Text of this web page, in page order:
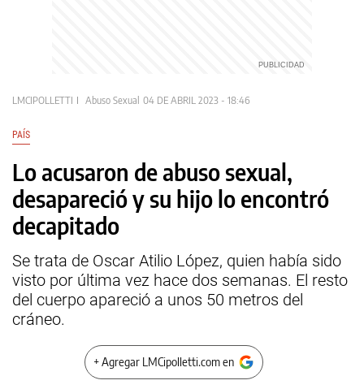
LMCIPOLLETTI Abuso Sexual 04 DE ABRIL 2023 - 18:46
PAÍS
Lo acusaron de abuso sexual,
desapareció y su hijo lo encontró
decapitado
Se trata de Oscar Atilio López, quien había sido
visto por última vez hace dos semanas. El resto
del cuerpo apareció a unos 50 metros del
cráneo.
+ Agregar LMCipolletti.com en